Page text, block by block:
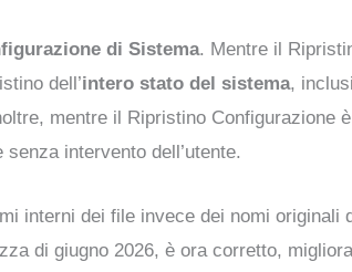
di Sistema. Mentre il
dell’intero stato del sistema,
mentre il Ripristino Configurazione
intervento dell’utente.
interni dei file invece dei nomi originali
di giugno 2026, è ora corretto,